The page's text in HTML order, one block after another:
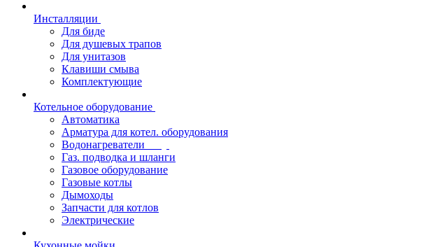
Инсталляции
Для биде
Для душевых трапов
Для унитазов
Клавиши смыва
Комплектующие
Котельное оборудование
Автоматика
Арматура для котел. оборудования
Водонагреватели
Газ. подводка и шланги
Газовое оборудование
Газовые котлы
Дымоходы
Запчасти для котлов
Электрические